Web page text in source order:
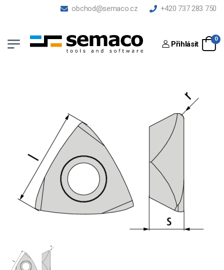
obchod@semaco.cz +420 737 283 750
Přihlásit
0